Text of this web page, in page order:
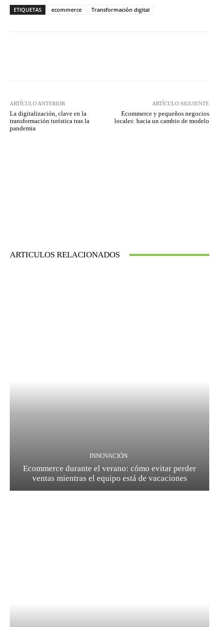
ETIQUETAS ecommerce Transformación digital
ARTÍCULO ANTERIOR
La digitalización, clave en la
transformación turística tras la
pandemia
ARTÍCULO SIGUIENTE
Ecommerce y pequeños negocios
locales: hacia un cambio de modelo
ARTICULOS RELACIONADOS
INNOVACIÓN
Ecommerce durante el verano: cómo evitar perder
ventas mientras el equipo está de vacaciones